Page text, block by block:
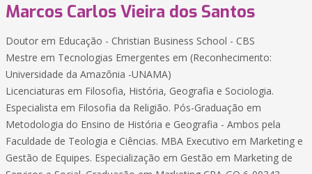
Marcos Carlos Vieira dos Santos
Doutor em Educação - Christian Business School - CBS
Mestre em Tecnologias Emergentes em (Reconhecimento:
Universidade da Amazônia -UNAMA)
Licenciaturas em Filosofia, História, Geografia e Sociologia.
Especialista em Filosofia da Religião. Pós-Graduação em
Metodologia do Ensino de História e Geografia - Ambos pela
Faculdade de Teologia e Ciências. MBA Executivo em Marketing e
Gestão de Equipes. Especialização em Gestão em Marketing de